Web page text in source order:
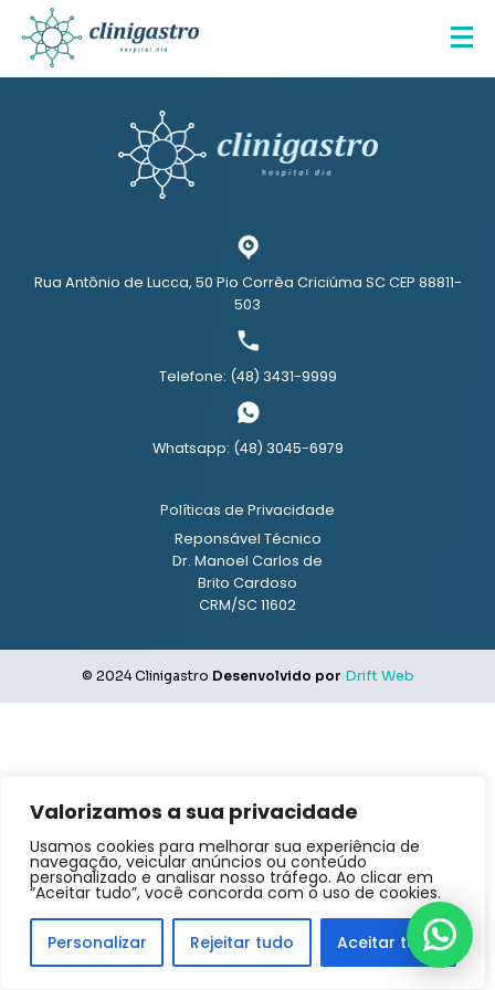
Valorizamos a sua privacidade
Usamos cookies para melhorar sua experiência de
navegação, veicular anúncios ou conteúdo
personalizado e analisar nosso tráfego. Ao clicar em
“Aceitar tudo”, você concorda com o uso de cookies.
Personalizar Rejeitar tudo Aceitar tudo
Rua Antônio de Lucca, 50 Pio Corrêa Criciúma SC CEP 88811-
503
Telefone: (48) 3431-9999
Whatsapp: (48) 3045-6979
Políticas de Privacidade
Reponsável Técnico
Dr. Manoel Carlos de
Brito Cardoso
CRM/SC 11602
© 2024 Clinigastro Desenvolvido por Drift Web